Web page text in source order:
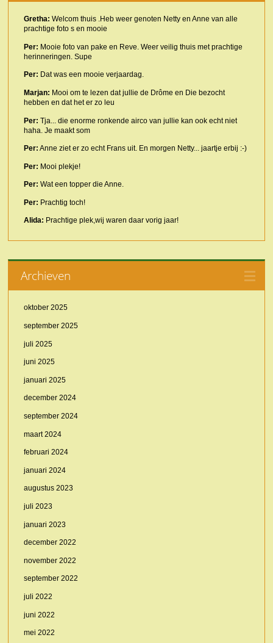
Gretha: Welcom thuis .Heb weer genoten Netty en Anne van alle
prachtige foto s en mooie
Per: Mooie foto van pake en Reve. Weer veilig thuis met prachtige
herinneringen. Supe
Per: Dat was een mooie verjaardag.
Marjan: Mooi om te lezen dat jullie de Drôme en Die bezocht
hebben en dat het er zo leu
Per: Tja... die enorme ronkende airco van jullie kan ook echt niet
haha. Je maakt som
Per: Anne ziet er zo echt Frans uit. En morgen Netty... jaartje erbij :-)
Per: Mooi plekje!
Per: Wat een topper die Anne.
Per: Prachtig toch!
Alida: Prachtige plek,wij waren daar vorig jaar!
Archieven
oktober 2025
september 2025
juli 2025
juni 2025
januari 2025
december 2024
september 2024
maart 2024
februari 2024
januari 2024
augustus 2023
juli 2023
januari 2023
december 2022
november 2022
september 2022
juli 2022
juni 2022
mei 2022